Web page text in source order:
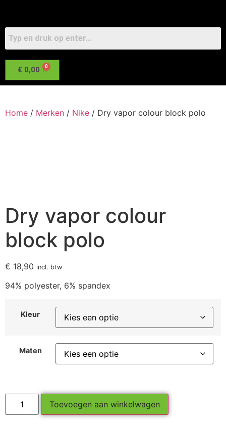
€ 0,00
Home / Merken / Nike / Dry vapor colour block polo
Dry vapor colour
block polo
€ 18,90 incl. btw
94% polyester, 6% spandex
Kleur
Maten
Toevoegen aan winkelwagen